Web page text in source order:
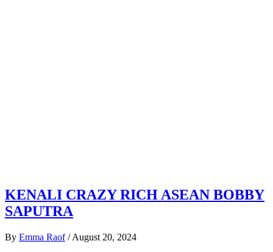
KENALI CRAZY RICH ASEAN BOBBY
SAPUTRA
By Emma Raof / August 20, 2024